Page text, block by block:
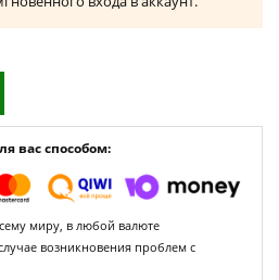
вас способом:
миру, в любой валюте
возникновения проблем с